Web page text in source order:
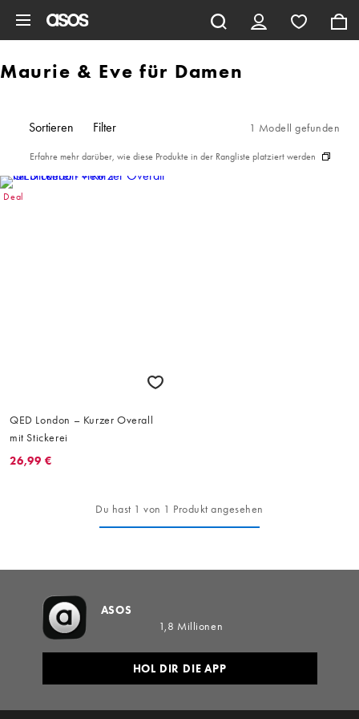
Maurie & Eve für Damen
Sortieren Filter 1 Modell gefunden
Erfahre mehr darüber, wie diese Produkte in der Rangliste platziert werden
Deal
QED London – Kurzer Overall
mit Stickerei
26,99 €
Du hast 1 von 1 Produkt angesehen
ASOS
1,8 Millionen
HOL DIR DIE APP